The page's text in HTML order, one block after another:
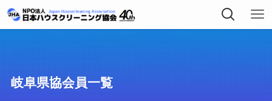
岐阜県協会員一覧